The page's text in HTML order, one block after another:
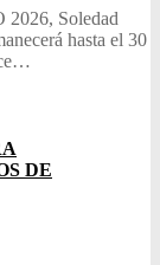
2026, Soledad
hasta el 30
DE